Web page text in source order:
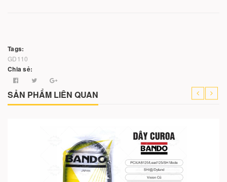
Tags:
GD110
Chia sẻ:
SẢN PHẨM LIÊN QUAN